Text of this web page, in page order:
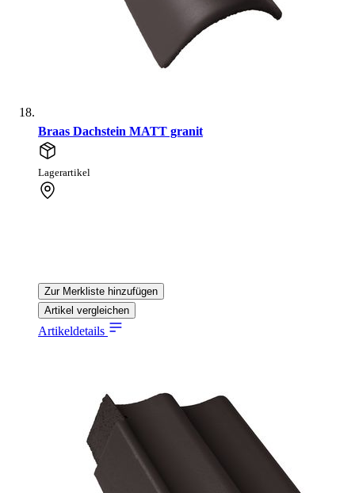
Braas Dachstein MATT granit
Lagerartikel
Zur Merkliste hinzufügen
Artikel vergleichen
Artikeldetails